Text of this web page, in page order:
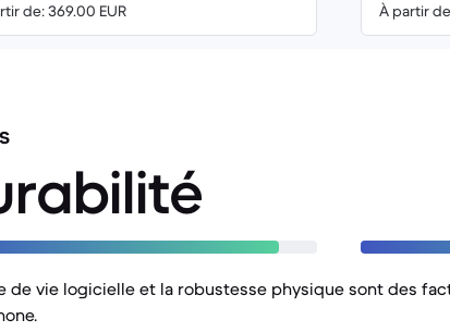
de: 369.00 EUR À partir
de vie logicielle et la robustesse physique sont des